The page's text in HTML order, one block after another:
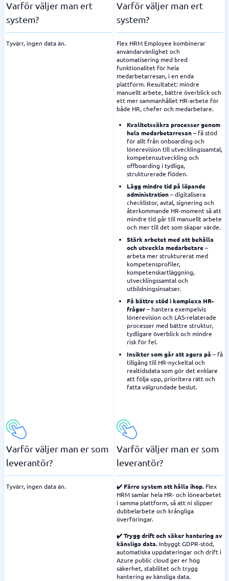
Varför väljer man ert
system?
Tyvärr, ingen data än.
Varför väljer man ert
system?
Flex HRM Employee kombinerar
användarvänlighet och
automatisering med bred
funktionalitet för hela
medarbetarresan, i en enda
plattform. Resultatet: mindre
manuellt arbete, bättre överblick och
ett mer sammanhållet HR-arbete för
både HR, chefer och medarbetare.
Kvalitetssäkra processer genom
hela medarbetarresan– få stöd
för allt från onboarding och
lönerevision till utvecklingssamtal,
kompetensutveckling och
offboarding i tydliga,
strukturerade flöden.
Lägg mindre tid på löpande
administration– digitalisera
checklistor, avtal, signering och
återkommande HR-moment så att
mindre tid går till manuellt arbete
och mer till det som skapar värde.
Stärk arbetet med att behålla
och utveckla medarbetare–
arbeta mer strukturerat med
kompetensprofiler,
kompetenskartläggning,
utvecklingssamtal och
utbildningsinsatser.
Få bättre stöd i komplexa HR-
frågor– hantera exempelvis
lönerevision och LAS-relaterade
processer med bättre struktur,
tydligare överblick och mindre
risk för fel.
Insikter som går att agera på – få
tillgång till HR-nyckeltal och
realtidsdata som gör det enklare
att följa upp, prioritera rätt och
fatta välgrundade beslut.
Varför väljer man er som
leverantör?
Tyvärr, ingen data än.
Varför väljer man er som
leverantör?
✔️ Färre system att hålla ihop. Flex
HRM samlar hela HR- och lönearbetet
i samma plattform, så att ni slipper
dubbelarbete och krångliga
överföringar.
✔️ Trygg drift och säker hantering av
känsliga data. Inbyggt GDPR-stöd,
automatiska uppdateringar och drift i
Azure public cloud ger er hög
säkerhet, stabilitet och trygg
hantering av känsliga data.